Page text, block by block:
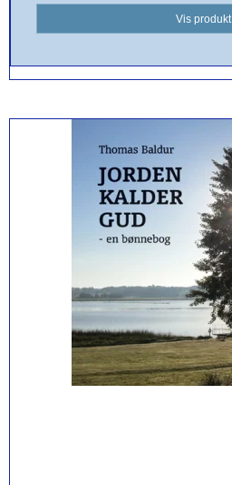
Vis produkt